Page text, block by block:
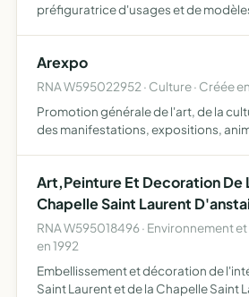
préfiguratrice d'usages et de
Arexpo
RNA W595022952 · Culture · Créée
Promotion générale de l'art, de la
des manifestations, expositions,
moyens …
Art,Peinture Et Decoration De
Chapelle Saint Laurent
RNA W595018496 · Environnement
en 1992
Embellissement et décoration de
Saint Laurent et de la Chapelle Saint